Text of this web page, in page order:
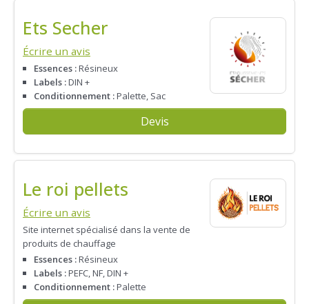
Ets Secher
Écrire un avis
Essences :Résineux
Labels :DIN +
Conditionnement :Palette, Sac
Devis
Le roi pellets
Écrire un avis
Site internet spécialisé dans la vente de
produits de chauffage
Essences :Résineux
Labels :PEFC, NF, DIN +
Conditionnement :Palette